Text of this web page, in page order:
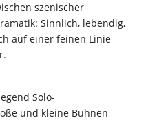
szenischer
Sinnlich, lebendig,
auf einer feinen Linie
Solo-
und kleine Bühnen